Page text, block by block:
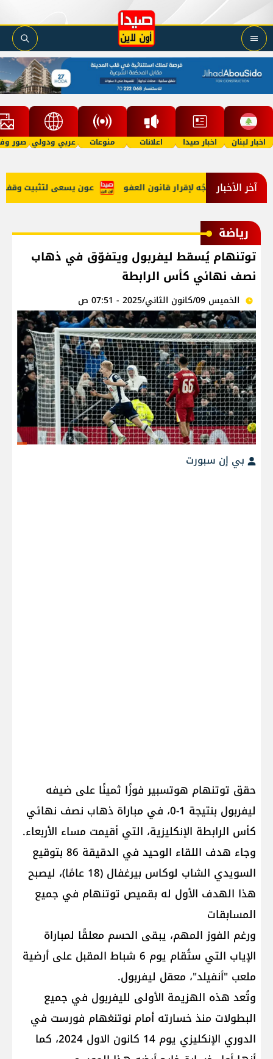
اخبار لبنان اخبار صيدا اعلانات منوعات عربي ودولي صور
آخر الأخبار عون يسعى لتثبيت وقف الحرب وتوجُه لإقرار قانون العفو
رياضة
توتنهام يُسقط ليفربول ويتفوّق في ذهاب
نصف نهائي كأس الرابطة
الخميس 09/كانون الثاني/2025 - 07:51 ص
بي إن سبورت
حقق توتنهام هوتسبير فوزًا ثمينًا على ضيفه
ليفربول بنتيجة 1-0، في مباراة ذهاب نصف نهائي
كأس الرابطة الإنكليزية، التي أقيمت مساء الأربعاء.
وجاء هدف اللقاء الوحيد في الدقيقة 86 بتوقيع
السويدي الشاب لوكاس بيرغفال (18 عامًا)، ليصبح
هذا الهدف الأول له بقميص توتنهام في جميع
المسابقات
ورغم الفوز المهم، يبقى الحسم معلقًا لمباراة
الإياب التي ستُقام يوم 6 شباط المقبل على أرضية
ملعب "أنفيلد"، معقل ليفربول.
وتُعد هذه الهزيمة الأولى لليفربول في جميع
البطولات منذ خسارته أمام نوتنغهام فورست في
الدوري الإنكليزي يوم 14 كانون الاول 2024، كما